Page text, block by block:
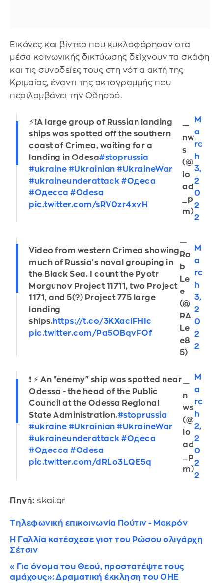
Εικόνες και βίντεο που κυκλοφόρησαν στα
μέσα κοινωνικής δικτύωσης δείχνουν τα σκάφη
και τις συνοδείες τους στη νότια ακτή της
Κριμαίας, έναντι της ακτογραμμής που
περιλαμβάνει την Οδησσό.
⚡️❗️A large group of Russian landing
ships was spotted off the southern
coast of Crimea, waiting for a
landing in Odesa#stoprussia
#ukraine #Ukrainian #UkraineWar
#ukraineunderattack #Одеса
#Одесса #Odesa
pic.twitter.com/sRV0zr4xvH
—
nw
s
(@
lo
ad
_p
m)
M
a
rc
h
3,
2
0
2
2
Video from western Crimea showing
much of Russia's naval grouping in
the Black Sea. I count the Pyotr
Morgunov Project 11711, two Project
1171, and 5(?) Project 775 large
landing
ships.https://t.co/3KXaclFHIc
pic.twitter.com/Pa5OBqvFOf
—
Ro
b
Le
e
(@
RA
Le
e8
5)
M
a
rc
h
3,
2
0
2
2
❗️ ⚡️ An "enemy" ship was spotted near
Odessa - the head of the Public
Council at the Odessa Regional
State Administration.#stoprussia
#ukraine #Ukrainian #UkraineWar
#ukraineunderattack #Одеса
#Одесса #Odesa
pic.twitter.com/dRLo3LQE5q
—
n
ws
(@
lo
ad
_p
m)
M
a
rc
h
2,
2
0
2
2
Πηγή: skai.gr
Τηλεφωνική επικοινωνία Πούτιν - Μακρόν
Η Γαλλία κατέσχεσε γιοτ του Ρώσου ολιγάρχη
Σέτσιν
«Για όνομα του Θεού, προστατέψτε τους
αμάχους»: Δραματική έκκληση του ΟΗΕ